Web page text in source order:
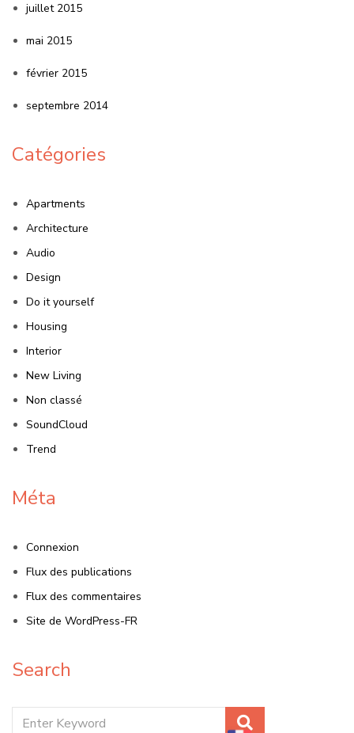
juillet 2015
mai 2015
février 2015
septembre 2014
Catégories
Apartments
Architecture
Audio
Design
Do it yourself
Housing
Interior
New Living
Non classé
SoundCloud
Trend
Méta
Connexion
Flux des publications
Flux des commentaires
Site de WordPress-FR
Search